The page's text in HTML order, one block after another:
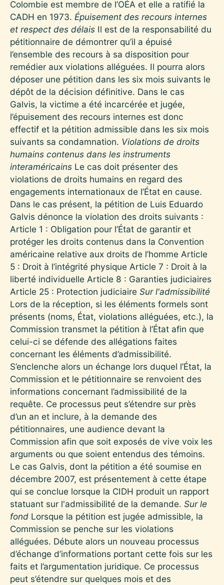
Colombie est membre de l’OÉA et elle a ratifié la
CADH en 1973. Épuisement des recours internes
et respect des délais Il est de la responsabilité du
pétitionnaire de démontrer qu’il a épuisé
l’ensemble des recours à sa disposition pour
remédier aux violations alléguées. Il pourra alors
déposer une pétition dans les six mois suivants le
dépôt de la décision définitive. Dans le cas
Galvis, la victime a été incarcérée et jugée,
l’épuisement des recours internes est donc
effectif et la pétition admissible dans les six mois
suivants sa condamnation. Violations de droits
humains contenus dans les instruments
interaméricains Le cas doit présenter des
violations de droits humains en regard des
engagements internationaux de l’État en cause.
Dans le cas présent, la pétition de Luis Eduardo
Galvis dénonce la violation des droits suivants :
Article 1 : Obligation pour l’État de garantir et
protéger les droits contenus dans la Convention
américaine relative aux droits de l’homme Article
5 : Droit à l’intégrité physique Article 7 : Droit à la
liberté individuelle Article 8 : Garanties judiciaires
Article 25 : Protection judiciaire Sur l'admissibilité
Lors de la réception, si les éléments formels sont
présents (noms, État, violations alléguées, etc.), la
Commission transmet la pétition à l’État afin que
celui-ci se défende des allégations faites
concernant les éléments d’admissibilité.
S’enclenche alors un échange lors duquel l’État, la
Commission et le pétitionnaire se renvoient des
informations concernant l’admissibilité de la
requête. Ce processus peut s’étendre sur près
d’un an et inclure, à la demande des
pétitionnaires, une audience devant la
Commission afin que soit exposés de vive voix les
arguments ou que soient entendus des témoins.
Le cas Galvis, dont la pétition a été soumise en
décembre 2007, est présentement à cette étape
qui se conclue lorsque la CIDH produit un rapport
statuant sur l'admissibilité de la demande. Sur le
fond Lorsque la pétition est jugée admissible, la
Commission se penche sur les violations
alléguées. Débute alors un nouveau processus
d’échange d’informations portant cette fois sur les
faits et l’argumentation juridique. Ce processus
peut s’étendre sur quelques mois et des